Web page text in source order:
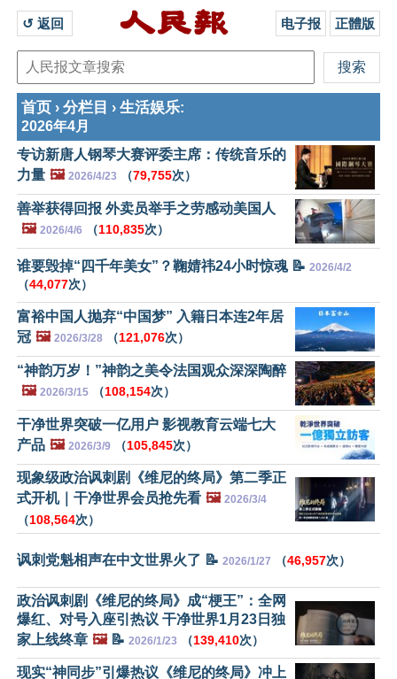
↺ 返回 电子报 正體版
首页 › 分栏目 › 生活娱乐:
2026年4月
专访新唐人钢琴大赛评委主席：传统音乐的
力量 🖼️ 2026/4/23 （79,755次）
善举获得回报 外卖员举手之劳感动美国人
🖼️ 2026/4/6 （110,835次）
谁要毁掉“四千年美女”？鞠婧祎24小时惊魂 📝 2026/4/2
（44,077次）
富裕中国人抛弃“中国梦” 入籍日本连2年居
冠 🖼️ 2026/3/28 （121,076次）
“神韵万岁！”神韵之美令法国观众深深陶醉
🖼️ 2026/3/15 （108,154次）
干净世界突破一亿用户 影视教育云端七大
产品 🖼️ 2026/3/9 （105,845次）
现象级政治讽刺剧《维尼的终局》第二季正
式开机｜干净世界会员抢先看 🖼️ 2026/3/4
（108,564次）
讽刺党魁相声在中文世界火了 📝 2026/1/27 （46,957次）
政治讽刺剧《维尼的终局》成“梗王”：全网
爆红、对号入座引热议 干净世界1月23日独
家上线终章 🖼️📝 2026/1/23 （139,410次）
现实“神同步”引爆热议《维尼的终局》冲上